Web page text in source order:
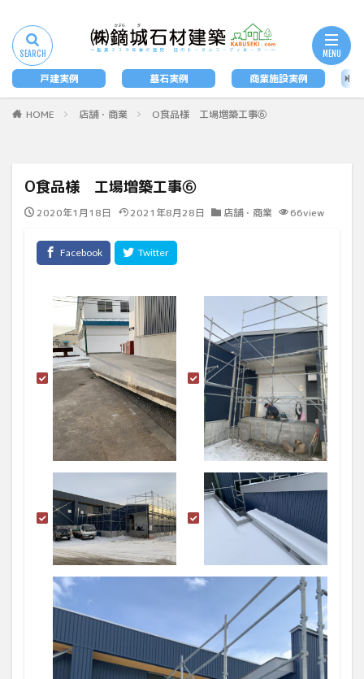
戸建実例 墓石実例 商業施設実例
HOME 店舗・商業 O食品様 工場増築工事⑥
O食品様 工場増築工事⑥
2020年1月18日 2021年8月28日 店舗・商業 66view
タグ